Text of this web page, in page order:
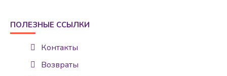
ПОЛЕЗНЫЕ ССЫЛКИ
Контакты
Возвраты